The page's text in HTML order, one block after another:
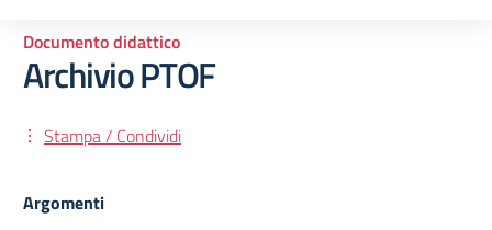
Documento didattico
Archivio PTOF
Stampa / Condividi
Argomenti